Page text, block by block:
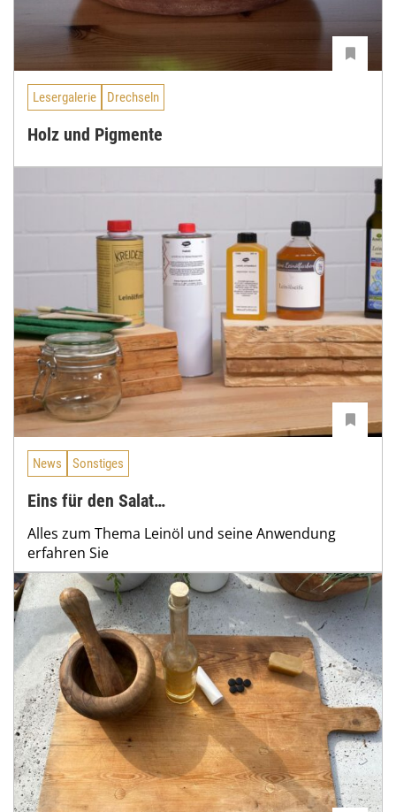
Lesergalerie Drechseln
Holz und Pigmente
News Sonstiges
Eins für den Salat…
Alles zum Thema Leinöl und seine Anwendung
erfahren Sie